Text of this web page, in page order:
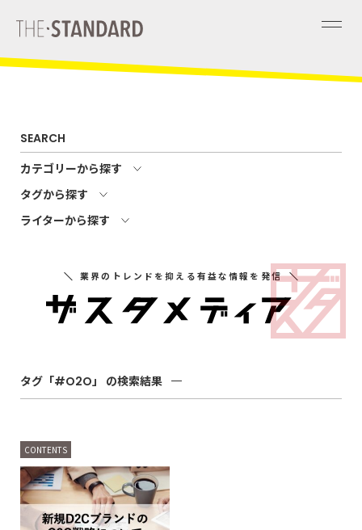
SEARCH
カテゴリーから探す
タグから探す
ライターから探す
業界のトレンドを抑える有益な情報を発信
タグ「#O2O」 の検索結果
CONTENTS